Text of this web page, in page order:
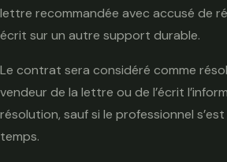
lettre recommandée avec accusé de
écrit sur un autre support durable.
Le contrat sera considéré comme
vendeur de la lettre ou de l’écrit
résolution, sauf si le professionnel
temps.